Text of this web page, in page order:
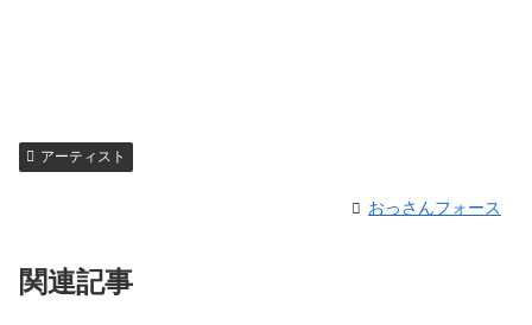
アーティスト
おっさんフォース
関連記事